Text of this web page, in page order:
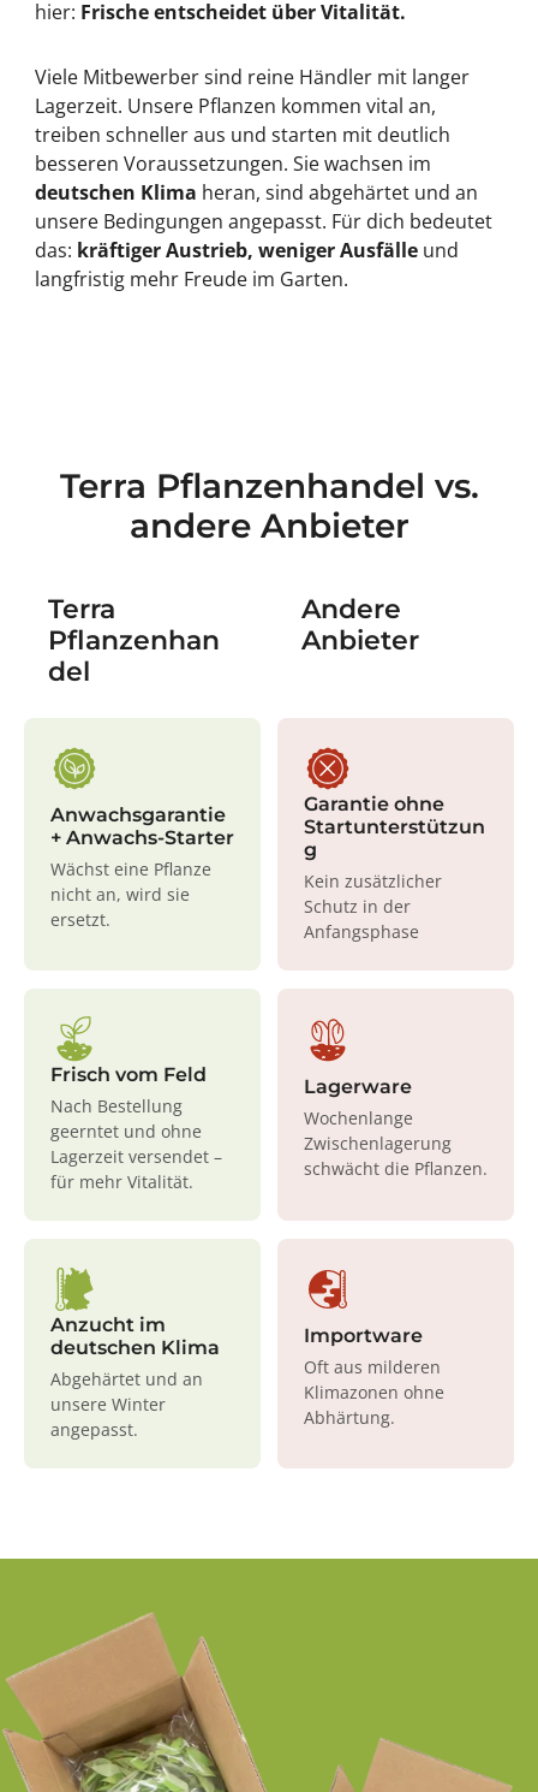
hier: Frische entscheidet über Vitalität.
Viele Mitbewerber sind reine Händler mit langer
Lagerzeit. Unsere Pflanzen kommen vital an,
treiben schneller aus und starten mit deutlich
besseren Voraussetzungen. Sie wachsen im
deutschen Klima heran, sind abgehärtet und an
unsere Bedingungen angepasst. Für dich bedeutet
das: kräftiger Austrieb, weniger Ausfälle und
langfristig mehr Freude im Garten.
Terra Pflanzenhandel vs.
andere Anbieter
Terra
Pflanzenhan
del
Andere
Anbieter
Anwachsgarantie
+ Anwachs-Starter
Wächst eine Pflanze
nicht an, wird sie
ersetzt.
Garantie ohne
Startunterstützun
g
Kein zusätzlicher
Schutz in der
Anfangsphase
Frisch vom Feld
Nach Bestellung
geerntet und ohne
Lagerzeit versendet –
für mehr Vitalität.
Lagerware
Wochenlange
Zwischenlagerung
schwächt die Pflanzen.
Anzucht im
deutschen Klima
Abgehärtet und an
unsere Winter
angepasst.
Importware
Oft aus milderen
Klimazonen ohne
Abhärtung.